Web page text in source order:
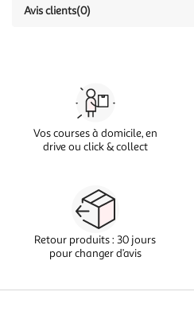
Avis clients(0)
Vos courses à domicile, en
drive ou click & collect
Retour produits : 30 jours
pour changer d’avis